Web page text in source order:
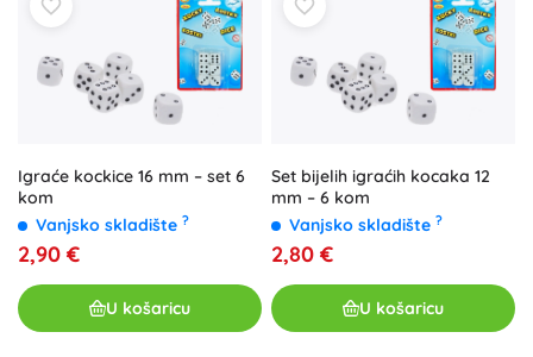
Igraće kockice 16 mm – set 6
kom
Vanjsko skladište ?
2,90 €
U košaricu
Set bijelih igraćih kocaka 12
mm – 6 kom
Vanjsko skladište ?
2,80 €
U košaricu